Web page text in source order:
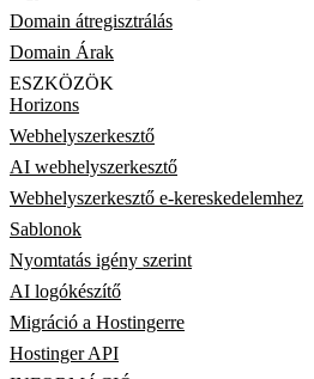
Domain átregisztrálás
Domain Árak
ESZKÖZÖK
Horizons
Webhelyszerkesztő
AI webhelyszerkesztő
Webhelyszerkesztő e-kereskedelemhez
Sablonok
Nyomtatás igény szerint
AI logókészítő
Migráció a Hostingerre
Hostinger API